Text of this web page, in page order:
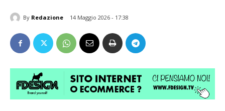
By Redazione 14 Maggio 2026 - 17:38